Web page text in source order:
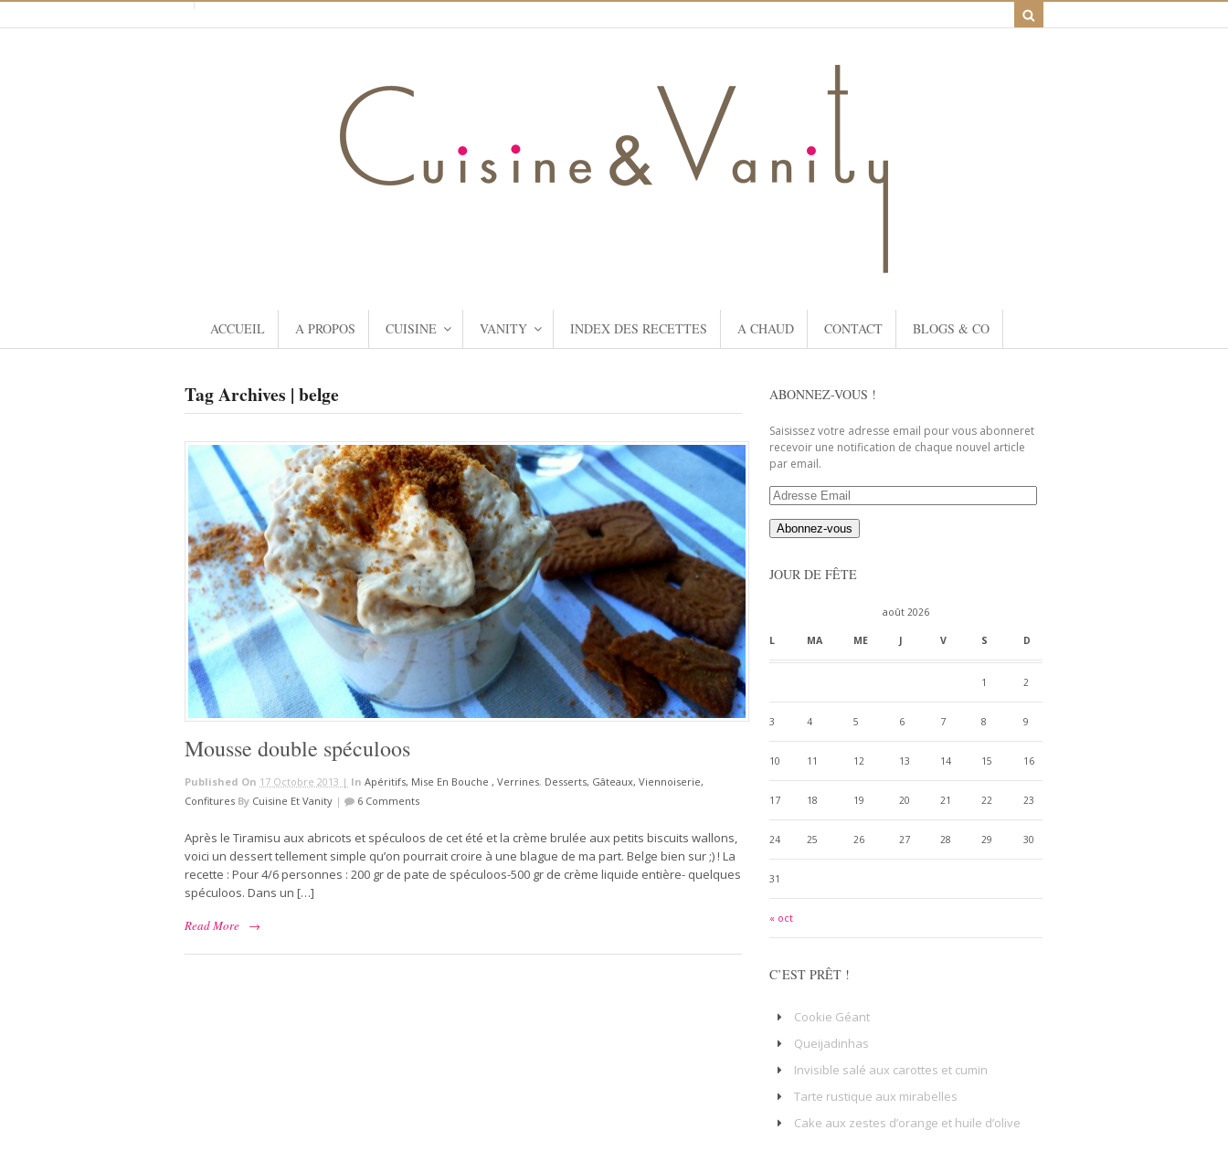
ACCUEIL A PROPOS CUISINE VANITY INDEX DES RECETTES A CHAUD CONTACT BLOGS & CO
Tag Archives | belge
Mousse double spéculoos
Published On 17 Octobre 2013 | In Apéritifs, Mise En Bouche , Verrines, Desserts, Gâteaux, Viennoiserie,
Confitures By Cuisine Et Vanity | 6 Comments
Après le Tiramisu aux abricots et spéculoos de cet été et la crème brulée aux petits biscuits wallons,
voici un dessert tellement simple qu’on pourrait croire à une blague de ma part. Belge bien sur ;) ! La
recette : Pour 4/6 personnes : 200 gr de pate de spéculoos-500 gr de crème liquide entière- quelques
spéculoos. Dans un […]
Read More
→
ABONNEZ-VOUS !
Saisissez votre adresse email pour vous abonneret
recevoir une notification de chaque nouvel article
par email.
Adresse
Email
JOUR DE FÊTE
août 2026
L MA ME J V S D
« oct
1 2
3 4 5 6 7 8 9
10 11 12 13 14 15 16
17 18 19 20 21 22 23
24 25 26 27 28 29 30
31
C’EST PRÊT !
Cookie Géant
Queijadinhas
Invisible salé aux carottes et cumin
Tarte rustique aux mirabelles
Cake aux zestes d’orange et huile d’olive